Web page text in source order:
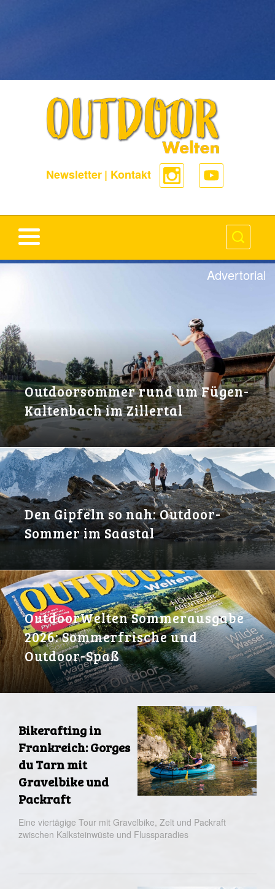
Newsletter | Kontakt
Outdoorsommer rund um Fügen-
Kaltenbach im Zillertal
Den Gipfeln so nah: Outdoor-
Sommer im Saastal
OutdoorWelten Sommerausgabe
2026: Sommerfrische und
Outdoor-Spaß
Bikerafting in
Frankreich: Gorges
du Tarn mit
Gravelbike und
Packraft
Eine viertägige Tour mit Gravelbike, Zelt und Packraft
zwischen Kalksteinwüste und Flussparadies